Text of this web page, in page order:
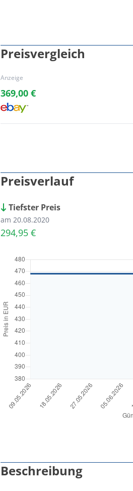
Preisvergleich
Anzeige
369,00 €
Preisverlauf
Tiefster Preis
am 20.08.2020
294,95 €
Beschreibung